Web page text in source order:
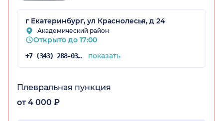
г Екатеринбург, ул Краснолесья, д 24
Академический район
Открыто до 17:00
+7 (343) 288-03-14 показать
Плевральная пункция
от 4 000 ₽